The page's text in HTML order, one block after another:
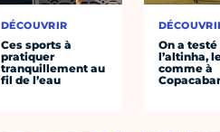
DÉCOUVRIR
Ces sports à
pratiquer
tranquillement au
fil de l’eau
On a testé
l’altinha,
comme à